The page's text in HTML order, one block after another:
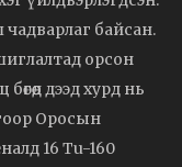
байсан.
орсон
дээд хурд нь
Оросын
16 Tu-160